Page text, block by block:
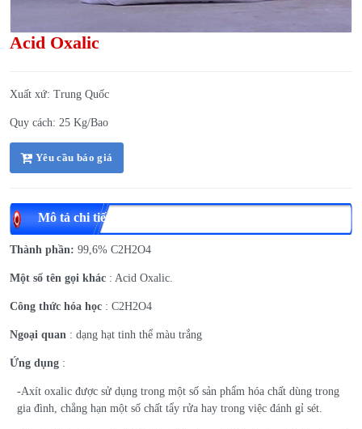
Acid Oxalic
Xuất xứ: Trung Quốc
Quy cách: 25 Kg/Bao
Yêu cầu báo giá
Mô tả chi tiết
Thành phần: 99,6% C2H2O4
Một số tên gọi khác : Acid Oxalic.
Công thức hóa học : C2H2O4
Ngoại quan : dạng hạt tinh thể màu trắng
Ứng dụng :
-Axít oxalic được sử dụng trong một số sản phẩm hóa chất dùng trong
gia đình, chẳng hạn một số chất tẩy rửa hay trong việc đánh gỉ sét.